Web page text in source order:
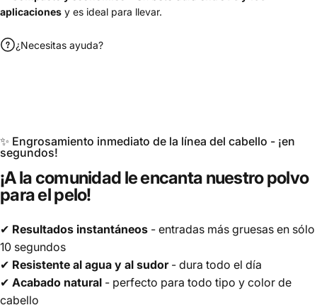
segundos!
¡A la comunidad le encanta
nuestro
polvopara elpelo!
sólo 10 segundos
✔ Resistente al agua y al sudor
✔ Acabado natural- perfecto para todo tipo y color de
cabello